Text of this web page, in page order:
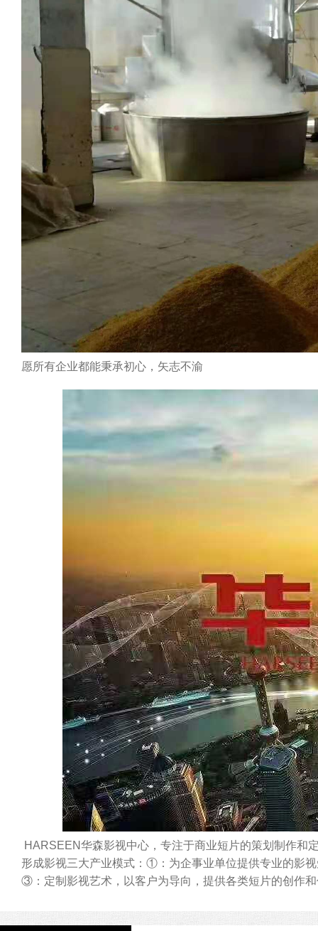
愿所有企业都能秉承初心，矢志不渝
HARSEEN华森影视中心，专注于商业短片的策划制作和
形成影视三大产业模式：①：为企事业单位提供专业的影
③：定制影视艺术，以客户为导向，提供各类短片的创作